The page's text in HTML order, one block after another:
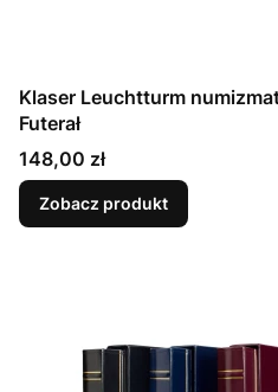
Klaser Leuchtturm
Futerał
Cena
148,00 zł
Zobacz produkt